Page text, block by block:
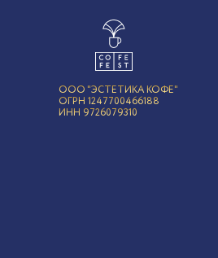
ООО "ЭСТЕТИКА КОФЕ"
ОГРН 1247700466188
ИНН 9726079310